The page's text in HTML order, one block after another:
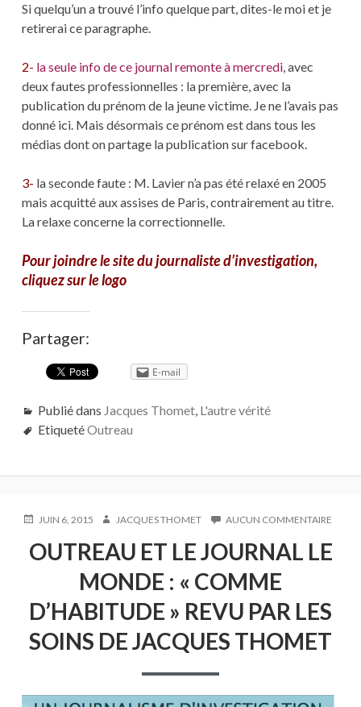
Si quelqu’un a trouvé l’info quelque part, dites-le moi et je
retirerai ce paragraphe.
2- la seule info de ce journal remonte à mercredi, avec
deux fautes professionnelles : la première, avec la
publication du prénom de la jeune victime. Je ne l’avais pas
donné ici. Mais désormais ce prénom est dans tous les
médias dont on partage la publication sur facebook.
3- la seconde faute : M. Lavier n’a pas été relaxé en 2005
mais acquitté aux assises de Paris, contrairement au titre.
La relaxe concerne la correctionnelle.
Pour joindre le site du journaliste d’investigation,
cliquez sur le logo
Partager:
E-mail
Publié dans Jacques Thomet, L'autre vérité
EtiquetéOutreau
PUBLIÉJUIN 6, 2015 AUTEUR
JACQUES THOMET AUCUN COMMENTAIRE
ET
LE
REVU
OUTREAU ET LE JOURNAL LE
MONDE : « COMME
D’HABITUDE » REVU PAR LES
SOINS DE JACQUES THOMET